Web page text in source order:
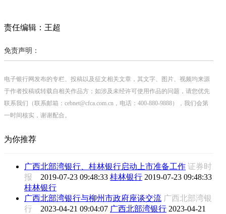
责任编辑：王超
免责声明：
电子银行网发布的专栏、投稿以及征文相关文章，其文字、图片、视频均来源
于作者投稿或转载自相关作品方；如涉及未经许可使用作品的问题，请您优先
联系我们（联系邮箱：cebnet@cfca.com.cn，电话：400-880-9888），我们会第
一时间核实，谢谢配合。
为你推荐
广西北部湾银行、桂林银行启动上市准备工作 证券时
报 2019-07-23 09:48:33 桂林银行 2019-07-23 09:48:33
桂林银行
广西北部湾银行与柳州市政府座谈交流 广西北部湾银
行 2023-04-21 09:04:07 广西北部湾银行 2023-04-21